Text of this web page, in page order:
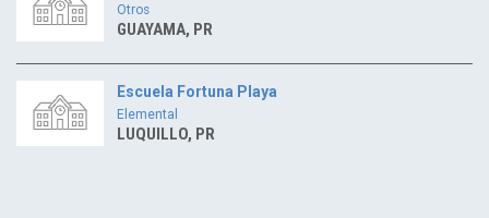
Otros
GUAYAMA, PR
Escuela Fortuna Playa
Elemental
LUQUILLO, PR